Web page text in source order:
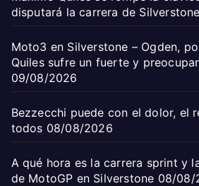
disputará la carrera de Silverstone
Moto3 en Silverstone – Ogden,
Quiles sufre un fuerte y
09/08/2026
Bezzecchi puede con el dolor, el
todos 08/08/2026
A qué hora es la carrera sprint y
de MotoGP en Silverstone 08/08/